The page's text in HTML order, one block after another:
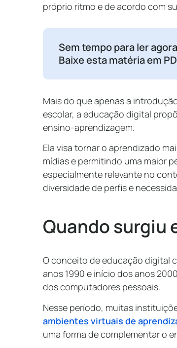
próprio ritmo e de acordo com
Sem tempo para ler
Baixe esta matéria em
Mais do que apenas a
escolar, a educação digital
ensino-aprendizagem.
Ela visa tornar o aprendizado
mídias e permitindo uma maior
especialmente relevante no
diversidade de perfis e
Quando surgiu
O conceito de educação digital
anos 1990 e início dos anos
dos computadores pessoais.
Nesse período, muitas
ambientes virtuais de
uma forma de complementar o